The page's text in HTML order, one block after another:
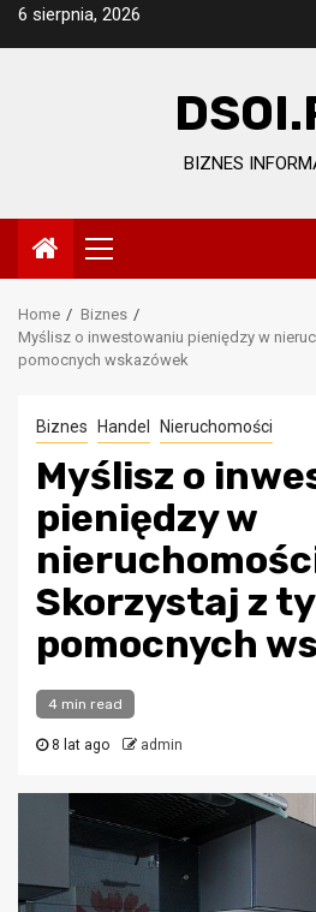
Skip6 sierpnia, 2026
BIZNES
Primary
Menu
Home
Biznes
Myślisz o inwestowaniu pieniędzy w
pomocnych wskazówek
Biznes Handel Nieruchomości
Myślisz o
pieniędzy w
Skorzystaj z
pomocnych
4 min read
8 lat ago admin